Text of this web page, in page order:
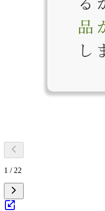
1 / 22